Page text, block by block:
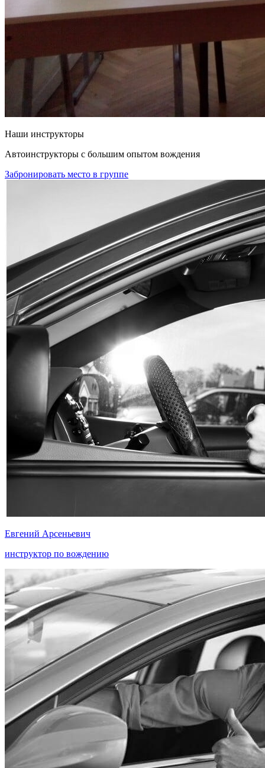
Наши инструкторы
Автоинструкторы с большим опытом вождения
Забронировать место в группе
Евгений Арсеньевич
инструктор по вождению